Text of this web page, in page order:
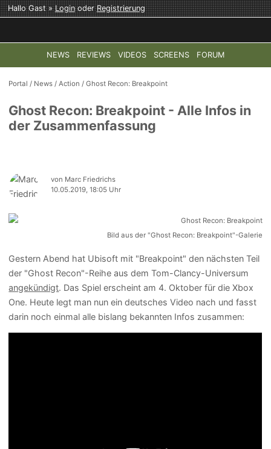
Hallo Gast »LoginoderRegistrierung
NEWS REVIEWS VIDEOS SCREENS FORUM
TOP-THEMEN: COD: MODERN WARFARE 4 HALO:
Portal / News /Action /Ghost Recon: Breakpoint
Ghost Recon: Breakpoint - Alle Infos in
der Zusammenfassung
von Marc Friedrichs
10.05.2019, 18:05 Uhr
Bild aus der "Ghost Recon: Breakpoint"-Galerie
Gestern Abend hat Ubisoft mit "Breakpoint" den nächsten Teil
der "Ghost Recon"-Reihe aus dem Tom-Clancy-Universum
angekündigt. Das Spiel erscheint am 4. Oktober für die Xbox
One. Heute legt man nun ein deutsches Video nach und fasst
darin noch einmal alle bislang bekannten Infos zusammen: